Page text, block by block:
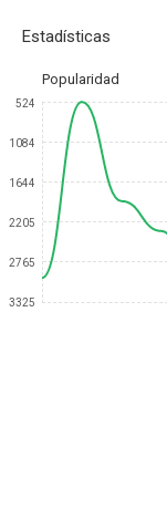
Estadísticas
Popularidad
524
1084
1644
2205
2765
3325